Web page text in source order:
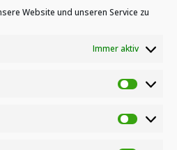
Website und unseren Service zu
Immer aktiv